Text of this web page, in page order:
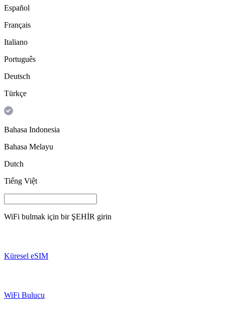
Español
Français
Italiano
Português
Deutsch
Türkçe
Bahasa Indonesia
Bahasa Melayu
Dutch
Tiếng Việt
WiFi bulmak için bir ŞEHİR girin
Küresel eSIM
WiFi Bulucu